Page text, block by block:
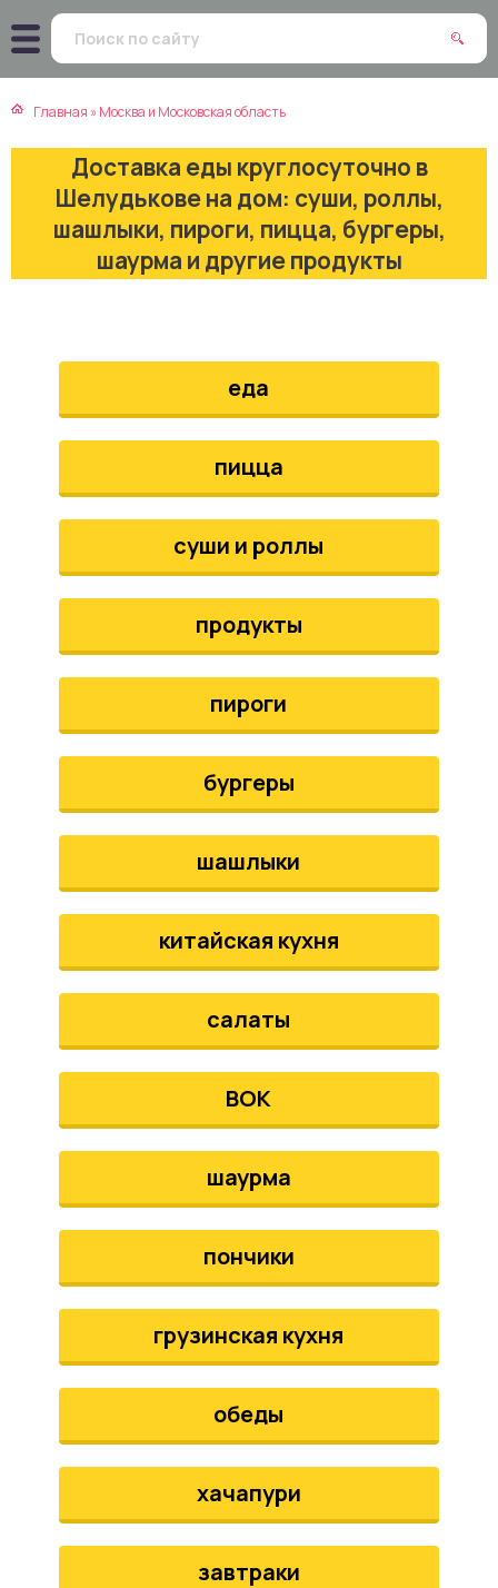
Главная »Москва и Московская область
Доставка еды круглосуточно в
Шелудькове на дом: суши, роллы,
шашлыки, пироги, пицца, бургеры,
шаурма и другие продукты
еда
пицца
суши и роллы
продукты
пироги
бургеры
шашлыки
китайская кухня
салаты
ВОК
шаурма
пончики
грузинская кухня
обеды
хачапури
завтраки
кухня
кухня